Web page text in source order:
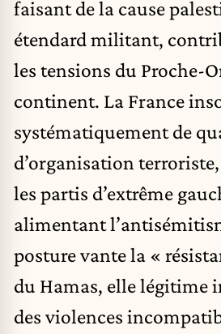
faisant de la cause
étendard militant,
les tensions du Proche-
continent. La France
systématiquement de
d’organisation
les partis d’extrême
alimentant
posture vante la «
du Hamas, elle légitime
des violences